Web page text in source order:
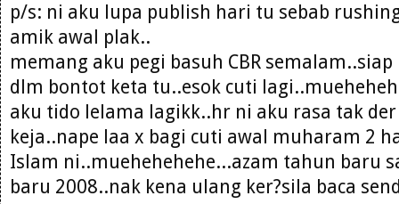
p/s: ni aku lupa publish hari tu sebab
amik awal plak..
memang aku pegi basuh CBR
dlm bontot keta tu..esok cuti
aku tido lelama lagikk..hr ni aku rasa tak
keja..nape laa x bagi cuti awal muharam 2
Islam ni..muehehehehe...azam tahun baru
baru 2008..nak kena ulang ker?sila baca